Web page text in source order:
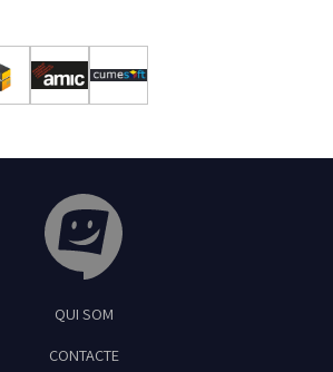
Feliu de Guíxols
QUI SOM
CONTACTE